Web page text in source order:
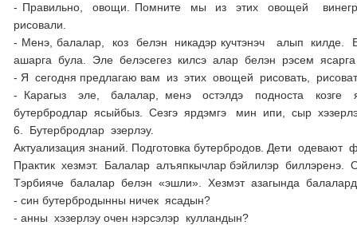
- Правильно, овощи. Помните мы из этих овощей
рисовали.
- Менэ, балалар, коз белэн никадэр кучтэнэч алып килде.
ашарга була. Эле белэсегез килсэ алар белэн рэсем
- Я сегодня предлагаю вам из этих овощей рисовать,
- Карагыз эле, балалар, менэ остэлдэ подноста козге
бутербродлар ясыйбыз. Сезгэ ярдэмгэ мин ипи, сыр
6. Бутербродлар эзерлэу.
Актуализация знаний. Подготовка бутербродов. Дети
Практик хезмэт. Балалар алъяпкычлар бэйлилэр
Тэрбияче балалар белэн «эшли». Хезмэт азагында
- син бутербродынны ничек ясадын?
- анны хэзерлэу очен нэрсэлэр кулландын?